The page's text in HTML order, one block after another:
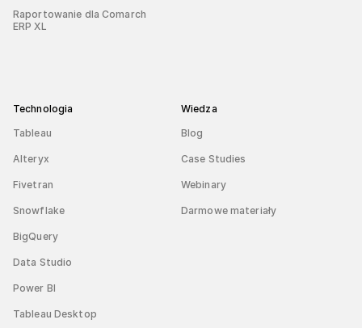
Raportowanie dla Comarch
ERP XL
Technologia
Tableau
Alteryx
Fivetran
Snowflake
BigQuery
Data Studio
Power BI
Tableau Desktop
Wiedza
Blog
Case Studies
Webinary
Darmowe materiały